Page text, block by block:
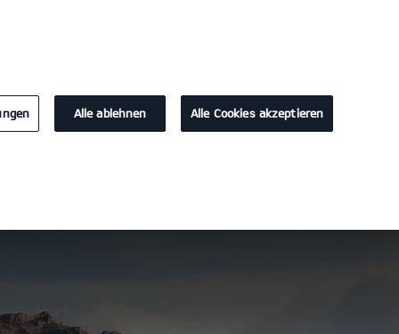
Alle ablehnen Alle Cookies akzeptieren